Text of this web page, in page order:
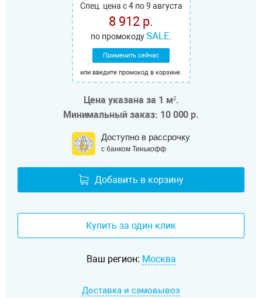
Спец. цена с 4 по 9 августа
8 912 р.
по промокодуSALE
Применить сейчас
или введите промокод в корзине.
Цена указана за 1 м².
Минимальный заказ: 10 000 р.
Доступно в рассрочку
с банком Тинькофф
Добавить в корзину
Купить за один клик
Ваш регион: Москва
Доставка и самовывоз